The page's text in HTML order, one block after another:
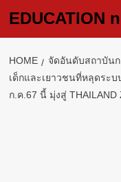
EDUCATION
HOME จัดอันดับสถาบัน
เด็กและเยาวชนที่หลุดระ
ก.ค.67 นี้ มุ่งสู่ THAILAND